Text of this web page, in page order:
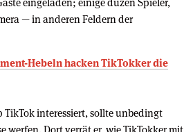
— in anderen Feldern der
Hebeln hacken TikTokker die
TikTok interessiert, sollte unbedingt
werfen. Dort verrät er, wie TikTokker mit